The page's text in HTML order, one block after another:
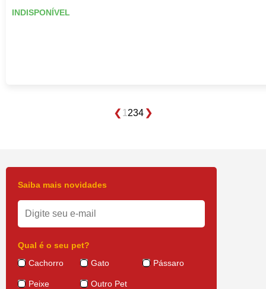
INDISPONÍVEL
1 234
Saiba mais novidades
Qual é o seu pet?
Cachorro
Gato Pássaro
Peixe Outro Pet